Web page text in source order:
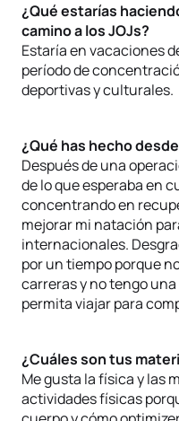
¿Qué estarías
camino a los JOJs?
Estaría en vacaciones
período de
deportivas y culturales.
¿Qué has hecho
Después de una
de lo que esperaba en
concentrando en
mejorar mi natación
internacionales.
por un tiempo porque
carreras y no tengo
permita viajar para
¿Cuáles son tus
Me gusta la física y las
actividades físicas